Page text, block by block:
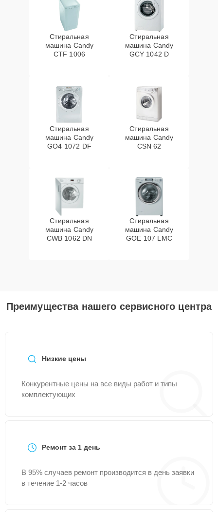
Стиральная
машина Candy
CTF 1006
Стиральная
машина Candy
GCY 1042 D
Стиральная
машина Candy
GO4 1072 DF
Стиральная
машина Candy
CSN 62
Стиральная
машина Candy
CWB 1062 DN
Стиральная
машина Candy
GOE 107 LMC
Преимущества нашего сервисного центра
Низкие цены
Конкурентные цены на все виды работ и типы
комплектующих
Ремонт за 1 день
В 95% случаев ремонт производится в день заявки
в течение 1-2 часов